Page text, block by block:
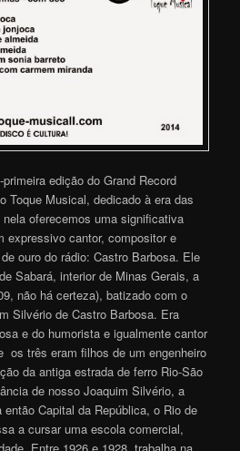
edição do Grand Record
Toque Musical, dedicado à era das
oferecemos uma significativa
expressivo cantor, compositor e
ouro do rádio: Castro Barbosa. Ele
Sabará, interior de Minas Gerais, a
não há certeza), batizado com o
Silvério de Castro Barbosa. Era
e do humorista e igualmente cantor
os três eram filhos de um engenheiro
da antiga estrada de ferro Rio-São
de nosso Joaquim Silvério, a
Capital da República, o Rio de
a cursar uma escola comercial,